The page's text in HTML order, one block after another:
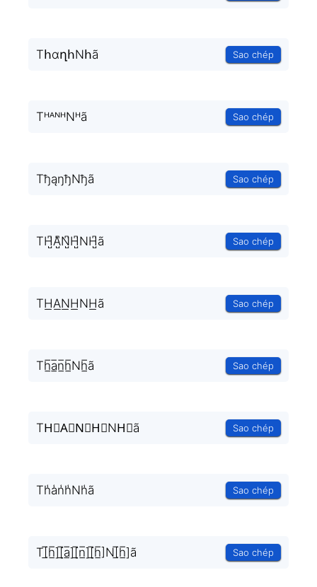
TհɑղհNհã Sao chép
TᴴᴬᴺᴴNᴴã Sao chép
TђąŋђNђã Sao chép
TH̺͆A̺͆N̺͆H̺͆NH̺͆ã Sao chép
TH͟A͟N͟H͟NH͟ã Sao chép
Th̲̅a̲̅n̲̅h̲̅Nh̲̅ã Sao chép
TH⃣A⃣N⃣H⃣NH⃣ã Sao chép
Th̾a̾n̾h̾Nh̾ã Sao chép
T[̲̅h̲̅][̲̅a̲̅][̲̅n̲̅][̲̅h̲̅]N[̲̅h̲̅]ã Sao chép